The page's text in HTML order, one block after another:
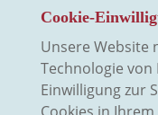
Cookie-
Unsere Website
Technologie von
Einwilligung zur